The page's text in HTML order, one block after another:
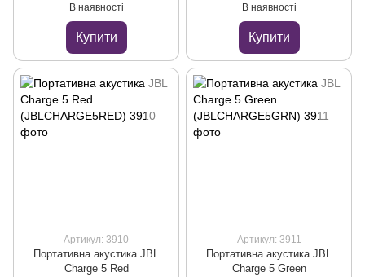
В наявності
Купити
В наявності
Купити
Артикул: 3910
Портативна акустика JBL
Charge 5 Red
Артикул: 3911
Портативна акустика JBL
Charge 5 Green